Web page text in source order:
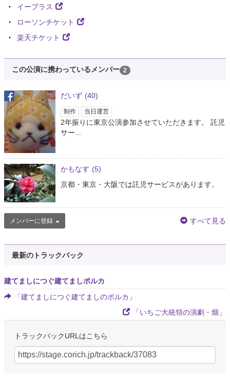
イープラス
ローソンチケット
楽天チケット
この公演に携わっているメンバー 2
だいず (40)
制作 当日運営
2年振りに東京公演参加させていただきます。 託児
サー...
かもなす (5)
京都・東京・大阪では託児サービスがあります。
メンバーに登録 すべて見る
最新のトラックバック
建てましにつぐ建てましポルカ
「建てましにつぐ建てましのポルカ」
「いちご大統領の演劇・畑」
トラックバックURLはこちら